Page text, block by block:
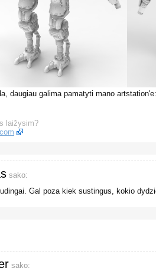
daugiau galima pamatyti mano
laižysim?
sako:
Gal poza kiek sustingus, kokio
sako: